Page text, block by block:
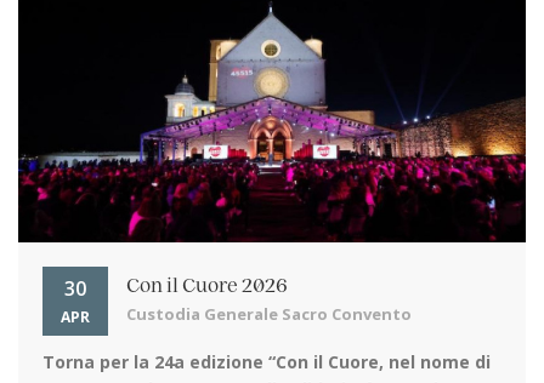
30
APR
Con il Cuore 2026
Custodia Generale Sacro Convento
Torna per la 24a edizione “Con il Cuore, nel nome di